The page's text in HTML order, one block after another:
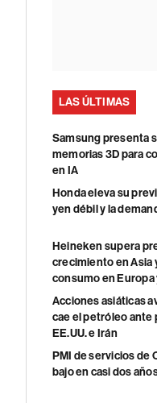
LAS ÚLTIMAS
Samsung presenta
memorias 3D para
en IA
Honda eleva su
yen débil y la
Heineken supera
crecimiento en Asia
consumo en Europa
Acciones asiáticas
cae el petróleo
EE.UU. e Irán
PMI de servicios de
bajo en casi dos